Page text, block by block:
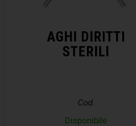
AGHI DIRITTI
STERILI
Cod.
Disponibile